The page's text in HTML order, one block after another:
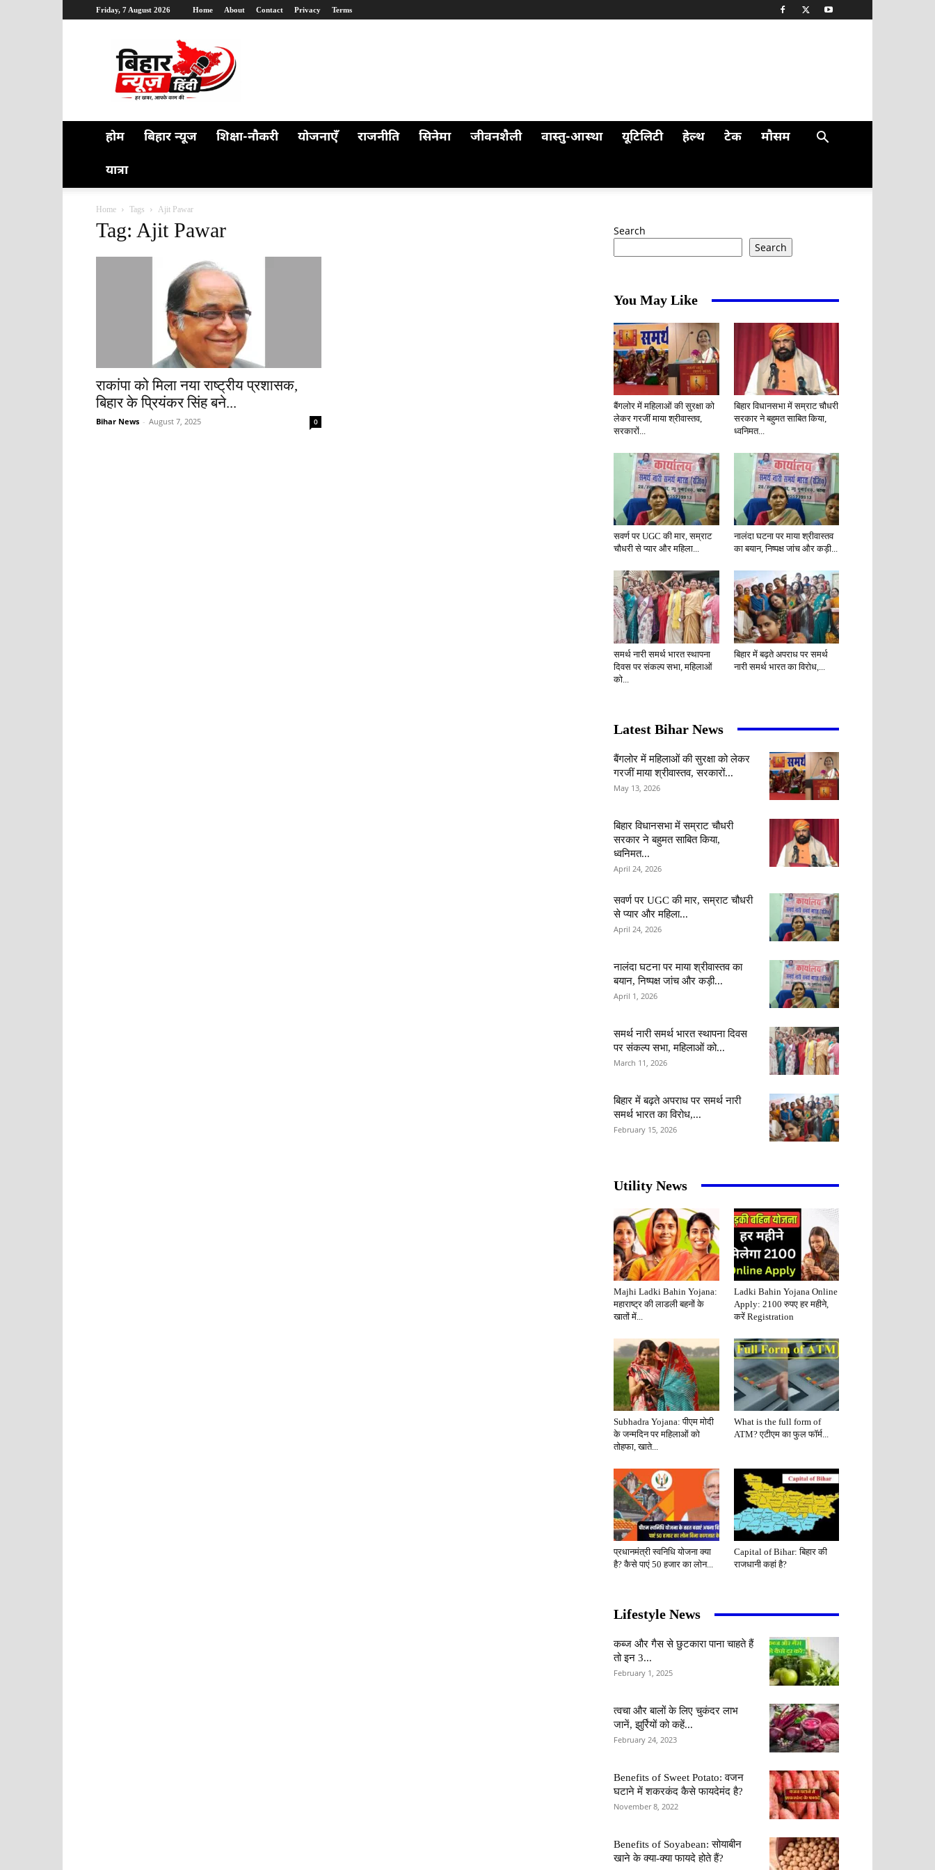
Friday, 7 August 2026 Home About Contact Privacy Terms
Bihar
News
Hindi
होम बिहार न्यूज शिक्षा-नौकरी योजनाएँ राजनीति सिनेमा जीवनशैली वास्तु-आस्था यूटिलिटी हेल्थ टेक मौसम
यात्रा
Home Tags Ajit Pawar
Tag: Ajit Pawar
राकांपा को मिला नया राष्ट्रीय प्रशासक,
बिहार के प्रियंकर सिंह बने...
Bihar News - August 7, 2025 0
Search
Search
You May Like
बैंगलोर में महिलाओं की सुरक्षा को
लेकर गरजीं माया श्रीवास्तव,
सरकारों...
बिहार विधानसभा में सम्राट चौधरी
सरकार ने बहुमत साबित किया,
ध्वनिमत...
सवर्ण पर UGC की मार, सम्राट
चौधरी से प्यार और महिला...
नालंदा घटना पर माया श्रीवास्तव
का बयान, निष्पक्ष जांच और कड़ी...
समर्थ नारी समर्थ भारत स्थापना
दिवस पर संकल्प सभा, महिलाओं
को...
बिहार में बढ़ते अपराध पर समर्थ
नारी समर्थ भारत का विरोध,...
Latest Bihar News
बैंगलोर में महिलाओं की सुरक्षा को लेकर
गरजीं माया श्रीवास्तव, सरकारों...
May 13, 2026
बिहार विधानसभा में सम्राट चौधरी
सरकार ने बहुमत साबित किया,
ध्वनिमत...
April 24, 2026
सवर्ण पर UGC की मार, सम्राट चौधरी
से प्यार और महिला...
April 24, 2026
नालंदा घटना पर माया श्रीवास्तव का
बयान, निष्पक्ष जांच और कड़ी...
April 1, 2026
समर्थ नारी समर्थ भारत स्थापना दिवस
पर संकल्प सभा, महिलाओं को...
March 11, 2026
बिहार में बढ़ते अपराध पर समर्थ नारी
समर्थ भारत का विरोध,...
February 15, 2026
Utility News
Majhi Ladki Bahin Yojana:
महाराष्ट्र की लाडली बहनों के
खातों में...
Ladki Bahin Yojana Online
Apply: 2100 रुपए हर महीने,
करें Registration
Subhadra Yojana: पीएम मोदी
के जन्मदिन पर महिलाओं को
तोहफा, खाते...
What is the full form of
ATM? एटीएम का फुल फॉर्म...
प्रधानमंत्री स्वनिधि योजना क्या
है? कैसे पाएं 50 हजार का लोन...
Capital of Bihar: बिहार की
राजधानी कहां है?
Lifestyle News
कब्ज और गैस से छुटकारा पाना चाहते हैं
तो इन 3...
February 1, 2025
त्वचा और बालों के लिए चुकंदर लाभ
जानें, झुर्रियों को कहें...
February 24, 2023
Benefits of Sweet Potato: वजन
घटाने में शकरकंद कैसे फायदेमंद है?
November 8, 2022
Benefits of Soyabean: सोयाबीन
खाने के क्या-क्या फायदे होते हैं?